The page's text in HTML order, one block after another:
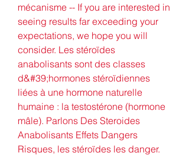
mécanisme -- If you are interested in
seeing results far exceeding your
expectations, we hope you will
consider. Les stéroïdes
anabolisants sont des classes
d&#39;hormones stéroïdiennes
liées à une hormone naturelle
humaine : la testostérone (hormone
mâle). Parlons Des Steroides
Anabolisants Effets Dangers
Risques, les stéroïdes les danger.